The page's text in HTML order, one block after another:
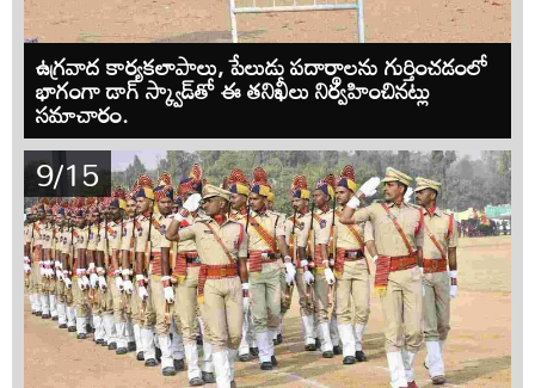
ఉగ్రవాద కార్యకలాపాలు, పేలుడు పదార్థాలను గుర్తించడంలో
భాగంగా డాగ్ స్క్వాడ్‌తో ఈ తనిఖీలు నిర్వహించినట్లు
సమాచారం.
9/15